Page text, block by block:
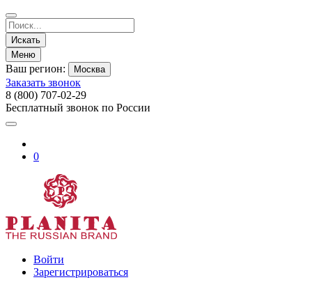
Искать
Меню
Ваш регион: Москва
Заказать звонок
8 (800) 707-02-29
Бесплатный звонок по России
0
Войти
Зарегистрироваться